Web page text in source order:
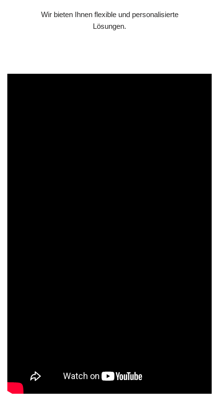
Wir bieten Ihnen flexible und personalisierte
Lösungen.